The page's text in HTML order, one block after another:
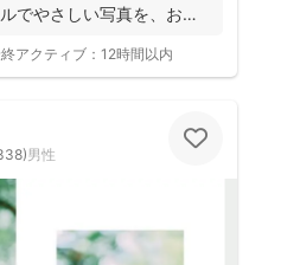
でやさしい写真を、お子
アクティブ： 12時間以内
)男性